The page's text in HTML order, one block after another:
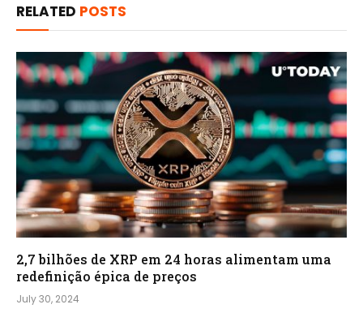
RELATED POSTS
2,7 bilhões de XRP em 24 horas alimentam uma
redefinição épica de preços
July 30, 2024